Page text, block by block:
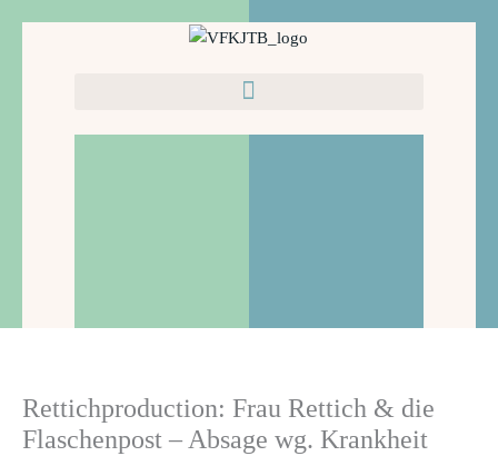
Rettichproduction: Frau Rettich & die
Flaschenpost – Absage wg. Krankheit